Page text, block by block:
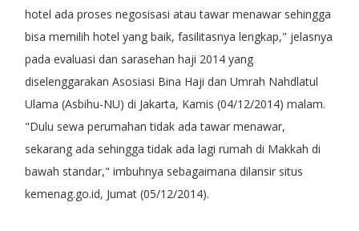
hotel ada proses negosisasi atau tawar menawar sehingga
bisa memilih hotel yang baik, fasilitasnya lengkap," jelasnya
pada evaluasi dan sarasehan haji 2014 yang
diselenggarakan Asosiasi Bina Haji dan Umrah Nahdlatul
Ulama (Asbihu-NU) di Jakarta, Kamis (04/12/2014) malam.
"Dulu sewa perumahan tidak ada tawar menawar,
sekarang ada sehingga tidak ada lagi rumah di Makkah di
bawah standar," imbuhnya sebagaimana dilansir situs
kemenag.go.id, Jumat (05/12/2014).